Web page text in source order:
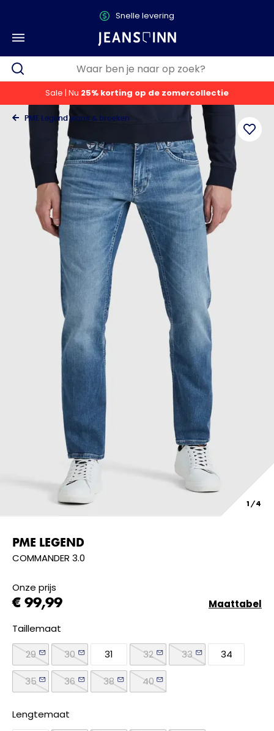
Snelle levering
Sale | Nu 25% korting op de zomercollectie
PME Legend jeans & broeken
PME LEGEND
COMMANDER 3.0
Onze prijs
€ 99,99
Taillemaat
29
30 31 32 33 34
35 36 38 40
Lengtemaat
Maattabel